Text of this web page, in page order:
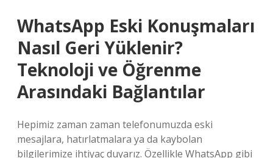
WhatsApp Eski Konuşmaları
Nasıl Geri Yüklenir?
Teknoloji ve Öğrenme
Arasındaki Bağlantılar
Hepimiz zaman zaman telefonumuzda eski
mesajlara, hatırlatmalara ya da kaybolan
bilgilerimize ihtiyaç duyarız. Özellikle WhatsApp gibi